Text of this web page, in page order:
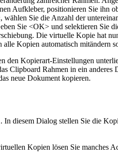
Aufkleber, positionieren Sie
Sie die Anzahl der
Sie <OK> und selektieren
Die virtuelle Kopie hat
alle Kopien automatisch
den Kopierart-Einstellungen
Clipboard Rahmen in ein
neue Dokument kopieren.
In diesem Dialog stellen Sie die
Kopien lösen Sie manches